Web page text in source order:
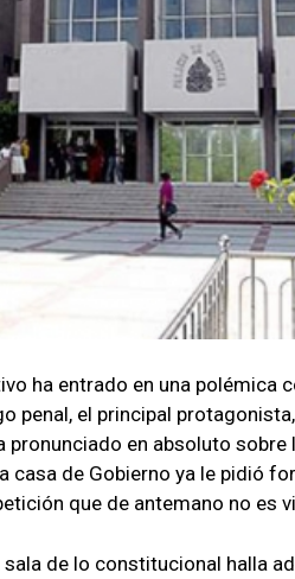
ha entrado en una polémica
penal, el principal
pronunciado en absoluto sobre
casa de Gobierno ya le pidió
que de antemano no es
sala de lo constitucional halla